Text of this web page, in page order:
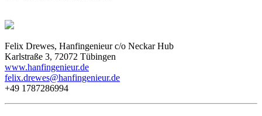
Felix Drewes, Hanfingenieur c/o Neckar Hub
Karlstraße 3, 72072 Tübingen
www.hanfingenieur.de
felix.drewes@hanfingenieur.de
+49 1787286994